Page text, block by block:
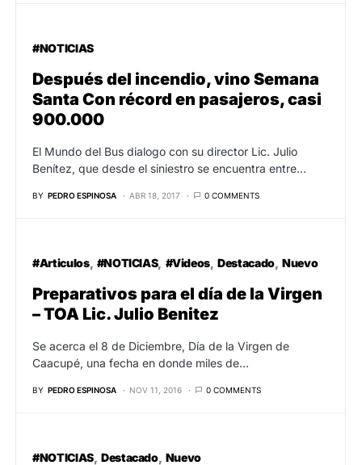
#NOTICIAS
Después del incendio, vino Semana
Santa Con récord en pasajeros, casi
900.000
El Mundo del Bus dialogo con su director Lic. Julio
Benítez, que desde el siniestro se encuentra entre…
BY PEDRO ESPINOSA ABR 18, 2017 0 COMMENTS
#Articulos #NOTICIAS #Videos Destacado Nuevo
Preparativos para el día de la Virgen
– TOA Lic. Julio Benitez
Se acerca el 8 de Diciembre, Día de la Virgen de
Caacupé, una fecha en donde miles de…
BY PEDRO ESPINOSA NOV 11, 2016 0 COMMENTS
#NOTICIAS Destacado Nuevo